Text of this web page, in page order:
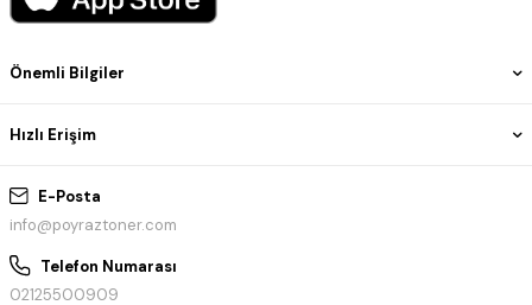
E-Posta
info@poyraztoner.com
Telefon Numarası
02125500909
Önemli Bilgiler
Hızlı Erişim